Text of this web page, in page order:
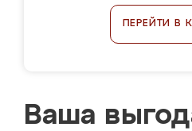
ПЕРЕЙТИ В
Ваша